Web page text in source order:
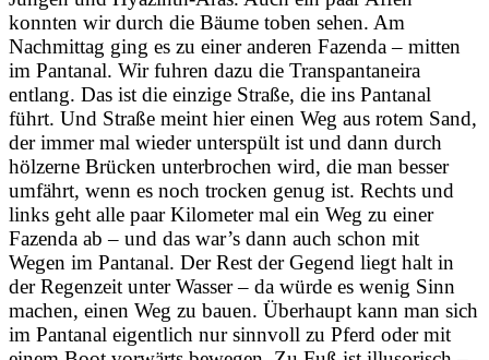
konnten wir durch die Bäume toben sehen. Am
Nachmittag ging es zu einer anderen Fazenda – mitten
im Pantanal. Wir fuhren dazu die Transpantaneira
entlang. Das ist die einzige Straße, die ins Pantanal
führt. Und Straße meint hier einen Weg aus rotem Sand,
der immer mal wieder unterspült ist und dann durch
hölzerne Brücken unterbrochen wird, die man besser
umfährt, wenn es noch trocken genug ist. Rechts und
links geht alle paar Kilometer mal ein Weg zu einer
Fazenda ab – und das war’s dann auch schon mit
Wegen im Pantanal. Der Rest der Gegend liegt halt in
der Regenzeit unter Wasser – da würde es wenig Sinn
machen, einen Weg zu bauen. Überhaupt kann man sich
im Pantanal eigentlich nur sinnvoll zu Pferd oder mit